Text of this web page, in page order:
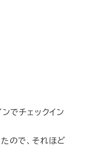
でチェックイン
ので、それほど